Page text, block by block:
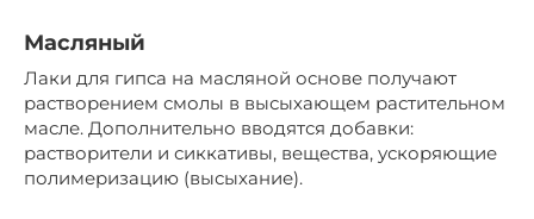
Масляный
Лаки для гипса на масляной основе получают
растворением смолы в высыхающем растительном
масле. Дополнительно вводятся добавки:
растворители и сиккативы, вещества, ускоряющие
полимеризацию (высыхание).